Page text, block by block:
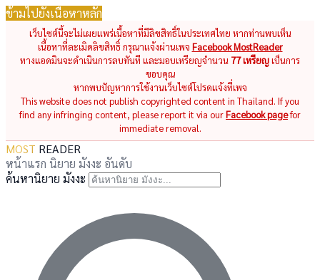
ข้ามไปยังเนื้อหาหลัก
เว็บไซต์นี้จะไม่เผยแพร่เนื้อหาที่มีลิขสิทธิ์ในประเทศไทย หากท่านพบเห็น
เนื้อหาที่ละเมิดลิขสิทธิ์ กรุณาแจ้งผ่านเพจ Facebook MostReader
ทางแอดมินจะดำเนินการลบทันที และมอบเหรียญจำนวน 77 เหรียญเป็นการ
ขอบคุณ
หากพบปัญหาการใช้งานเว็บไซต์โปรดแจ้งที่เพจ
This website does not publish copyrighted content in Thailand. If you
find any infringing content, please report it via ourFacebook pagefor
immediate removal.
MOST READER
หน้าแรก นิยาย มังงะ อันดับ
ค้นหานิยาย มังงะ